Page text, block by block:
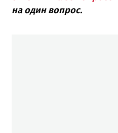
на один вопрос.